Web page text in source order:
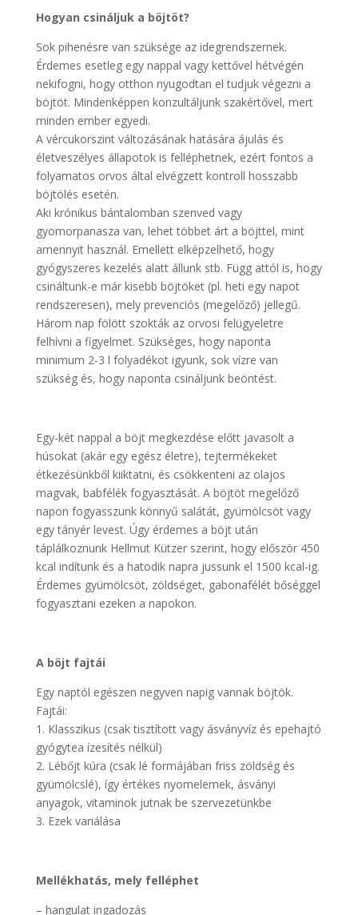
Hogyan csináljuk a böjtöt?
Sok pihenésre van szüksége az idegrendszernek.
Érdemes esetleg egy nappal vagy kettővel hétvégén
nekifogni, hogy otthon nyugodtan el tudjuk végezni a
böjtöt. Mindenképpen konzultáljunk szakértővel, mert
minden ember egyedi.
A vércukorszint változásának hatására ájulás és
életveszélyes állapotok is felléphetnek, ezért fontos a
folyamatos orvos által elvégzett kontroll hosszabb
böjtölés esetén.
Aki krónikus bántalomban szenved vagy
gyomorpanasza van, lehet többet árt a böjttel, mint
amennyit használ. Emellett elképzelhető, hogy
gyógyszeres kezelés alatt állunk stb. Függ attól is, hogy
csináltunk-e már kisebb böjtöket (pl. heti egy napot
rendszeresen), mely prevenciós (megelőző) jellegű.
Három nap fölött szokták az orvosi felügyeletre
felhívni a figyelmet. Szükséges, hogy naponta
minimum 2-3 l folyadékot igyunk, sok vízre van
szükség és, hogy naponta csináljunk beöntést.
Egy-két nappal a böjt megkezdése előtt javasolt a
húsokat (akár egy egész életre), tejtermékeket
étkezésünkből kiiktatni, és csökkenteni az olajos
magvak, babfélék fogyasztását. A böjtöt megelőző
napon fogyasszunk könnyű salátát, gyümölcsöt vagy
egy tányér levest. Úgy érdemes a böjt után
táplálkoznunk Hellmut Kützer szerint, hogy először 450
kcal indítunk és a hatodik napra jussunk el 1500 kcal-ig.
Érdemes gyümölcsöt, zöldséget, gabonafélét bőséggel
fogyasztani ezeken a napokon.
A böjt fajtái
Egy naptól egészen negyven napig vannak böjtök.
Fajtái:
1. Klasszikus (csak tisztított vagy ásványvíz és epehajtó
gyógytea ízesítés nélkül)
2. Lébőjt kúra (csak lé formájában friss zöldség és
gyümölcslé), így értékes nyomelemek, ásványi
anyagok, vitaminok jutnak be szervezetünkbe
3. Ezek variálása
Mellékhatás, mely felléphet
– hangulat ingadozás